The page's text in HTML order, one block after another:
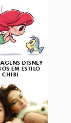
DISNEY
EM ESTILO
CHIBI